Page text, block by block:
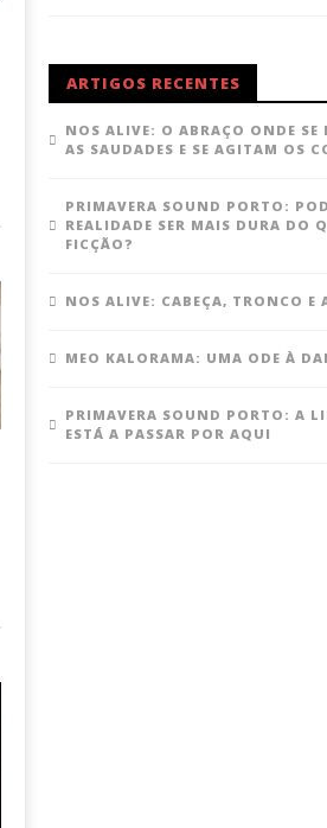
ARTIGOS RECENTES
NOS ALIVE: O ABRAÇO ONDE SE
AS SAUDADES E SE AGITAM OS
PRIMAVERA SOUND PORTO:
REALIDADE SER MAIS DURA DO
FICÇÃO?
NOS ALIVE: CABEÇA, TRONCO E
MEO KALORAMA: UMA ODE À
PRIMAVERA SOUND PORTO: A
ESTÁ A PASSAR POR AQUI